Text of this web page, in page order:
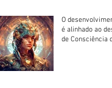
O
é alinhado ao
de Consciência